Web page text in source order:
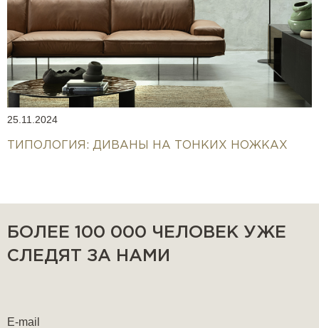
25.11.2024
ТИПОЛОГИЯ: ДИВАНЫ НА ТОНКИХ НОЖКАХ
БОЛЕЕ 100 000 ЧЕЛОВЕК УЖЕ
СЛЕДЯТ ЗА НАМИ